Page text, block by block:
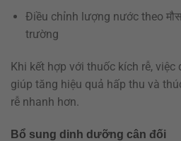
Điều chỉnh lượng nước theo
trường
Khi kết hợp với thuốc kích rễ,
giúp tăng hiệu quả hấp thu và
rễ nhanh hơn.
Bổ sung dinh dưỡng cân đối